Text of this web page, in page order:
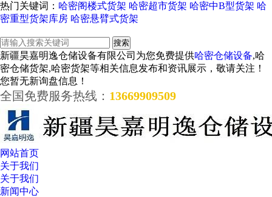
热门关键词： 哈密阁楼式货架 哈密超市货架 哈密中B型货架 哈
密重型货架库房 哈密悬臂式货架
新疆昊嘉明逸仓储设备有限公司为您免费提供哈密仓储设备,哈
密仓储货架,哈密货架等相关信息发布和资讯展示，敬请关注！
您暂无新询盘信息！
全国免费服务热线： 13669909509
网站首页
关于我们
关于我们
新闻中心